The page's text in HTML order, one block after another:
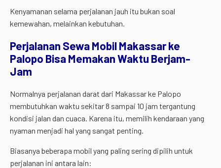
Kenyamanan selama perjalanan jauh itu bukan soal
kemewahan, melainkan kebutuhan.
Perjalanan Sewa Mobil Makassar ke
Palopo Bisa Memakan Waktu Berjam-
Jam
Normalnya perjalanan darat dari Makassar ke Palopo
membutuhkan waktu sekitar 8 sampai 10 jam tergantung
kondisi jalan dan cuaca. Karena itu, memilih kendaraan yang
nyaman menjadi hal yang sangat penting.
Biasanya beberapa mobil yang paling sering dipilih untuk
perjalanan ini antara lain: